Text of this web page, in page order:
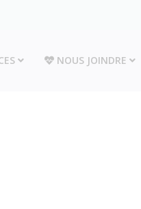
NOUS JOINDRE